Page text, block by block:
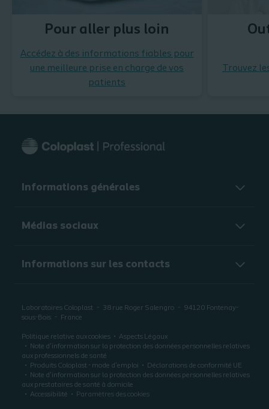
Pour aller plus loin
Accédez à des informations fiables pour
une meilleure prise en charge de vos
patients
Trouvez
Informations générales​
Médias sociaux
Informations sur les contacts
Laboratoires Coloplast 38 rue Roger Salengro 94120 Fontenay-
sous-Bois
France
Politique relative aux cookies
Aspects Légaux
Note d’information sur la protection des données personnelles relatives
aux professionnels de santé
Produits Coloplast - mode d'emploi
Déclarations de conformité UE
Note d’information sur la protection des données personnelles relatives
aux prestataires de santé à domicile
Accessibilité
Paramètres des cookies